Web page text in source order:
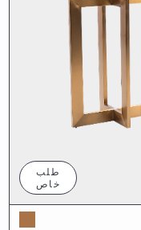
طلب
خاص